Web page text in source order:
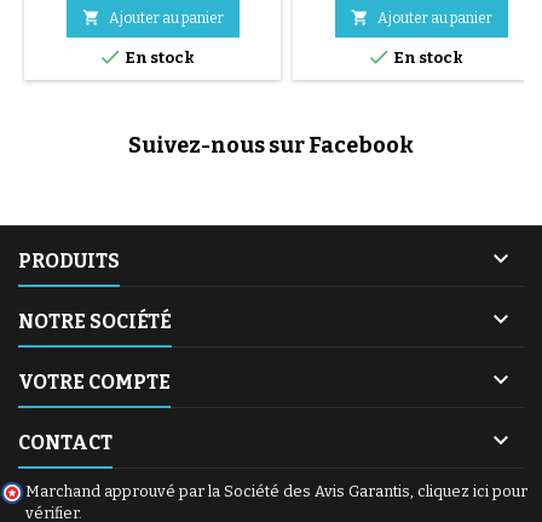
 Ajouter au panier
 En stock
MONTAGE.
 Ajouter au panier
 En stock
Suivez-nous sur Facebook
PRODUITS 
NOTRE SOCIÉTÉ 
VOTRE COMPTE 
CONTACT 
Marchand approuvé par la Société des Avis Garantis, cliquez ici pour
vérifier.